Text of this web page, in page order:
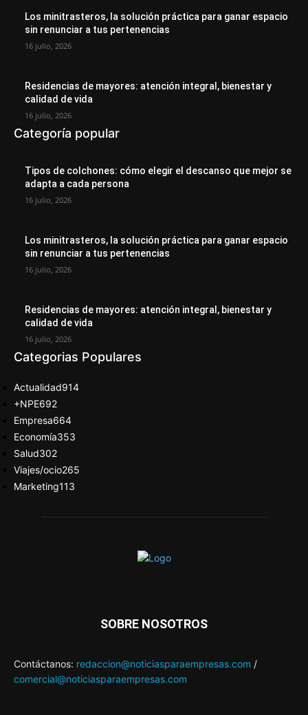
Los minitrasteros, la solución práctica para ganar espacio
sin renunciar a tus pertenencias
16 julio, 2026
Residencias de mayores: atención integral, bienestar y
calidad de vida
16 julio, 2026
Categoría popular
Tipos de colchones: cómo elegir el descanso que mejor se
adapta a cada persona
16 julio, 2026
Los minitrasteros, la solución práctica para ganar espacio
sin renunciar a tus pertenencias
16 julio, 2026
Residencias de mayores: atención integral, bienestar y
calidad de vida
16 julio, 2026
Categorias Populares
Actualidad914
+NPE692
Empresa664
Economía353
Salud302
Viajes/ocio265
Marketing113
SOBRE NOSOTROS
Contáctanos: redaccion@noticiasparaempresas.com /
comercial@noticiasparaempresas.com